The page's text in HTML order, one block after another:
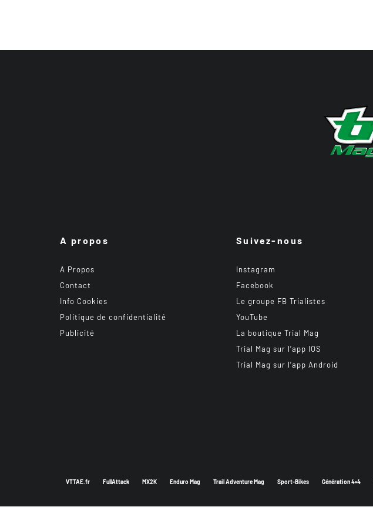
A propos
A Propos
Contact
Info Cookies
Politique de confidentialité
Publicité
Suivez-nous
Instagram
Facebook
Le groupe FB Trialistes
YouTube
La boutique Trial Mag
Trial Mag sur l’app IOS
Trial Mag sur l’app Android
VTTAE.fr FullAttack MX2K Enduro Mag Trail Adventure Mag Sport-Bikes Génération 4×4